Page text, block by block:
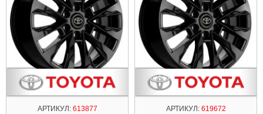
АРТИКУЛ:613877 АРТИКУЛ:619672